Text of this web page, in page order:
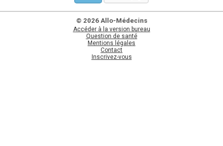
© 2026 Allo-Médecins
Accéder à la version bureau
Question de santé
Mentions légales
Contact
Inscrivez-vous